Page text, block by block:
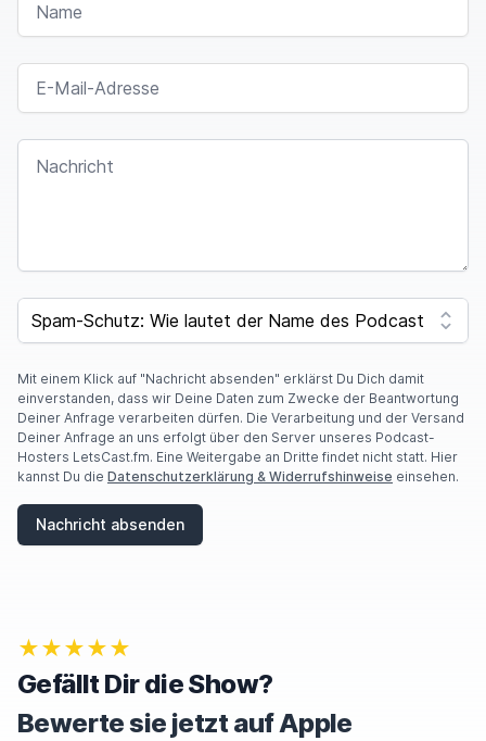
E-MAIL-ADRESSE
NACHRICHT
F
O
A
R
E
A
H
U
R
E
T
H
I
SPAM CAPTCHA
Mit einem Klick auf "Nachricht absenden" erklärst Du Dich damit
einverstanden, dass wir Deine Daten zum Zwecke der Beantwortung
Deiner Anfrage verarbeiten dürfen. Die Verarbeitung und der Versand
Deiner Anfrage an uns erfolgt über den Server unseres Podcast-
Hosters LetsCast.fm. Eine Weitergabe an Dritte findet nicht statt. Hier
kannst Du die Datenschutzerklärung & Widerrufshinweise einsehen.
Nachricht absenden
★★★★★
Gefällt Dir die Show?
Bewerte sie jetzt auf Apple